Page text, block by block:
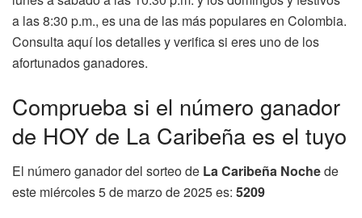
a las 8:30 p.m., es una de las más populares en Colombia.
Consulta aquí los detalles y verifica si eres uno de los
afortunados ganadores.
Comprueba si el número ganador
de HOY de La Caribeña es el tuyo
El número ganador del sorteo de La Caribeña Nochede
este miércoles 5 de marzo de 2025 es: 5209